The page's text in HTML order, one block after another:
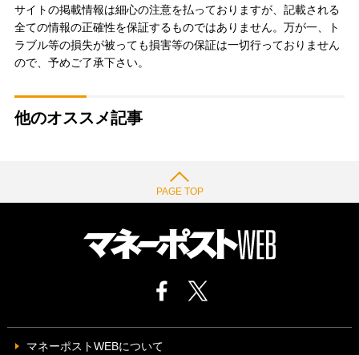
サイトの掲載情報は細心の注意を払っておりますが、記載される
全ての情報の正確性を保証するものではありません。万が一、ト
ラブル等の損失が被っても損害等の保証は一切行っておりません
ので、予めご了承下さい。
他のオススメ記事
PAGE TOP
マネーポストWEBについて